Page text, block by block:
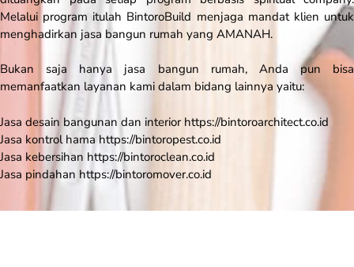
Melalui program itulah BintoroBuild menjaga mandat klien untuk
menghadirkan jasa bangun rumah yang AMANAH.
Bukan saja hanya jasa bangun rumah, Anda pun bisa
memanfaatkan layanan kami dalam bidang lainnya yaitu:
Jasa desain bangunan dan interior https://bintoroarchitect.co.id
Jasa kontrol hama https://bintoropest.co.id
Jasa kebersihan https://bintoroclean.co.id
Jasa pindahan https://bintoromover.co.id